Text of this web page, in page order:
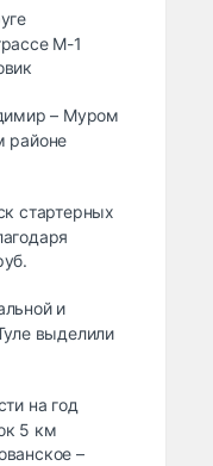
М-1
– Муром
районе
стартерных
и
выделили
на год
5 км
–